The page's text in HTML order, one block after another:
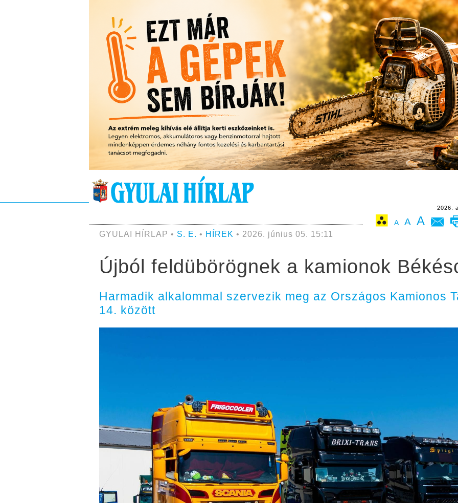
2026.
A A A
GYULAI HÍRLAP • S. E. • HÍREK • 2026. június 05. 15:11
Újból feldübörögnek a kamionok
Harmadik alkalommal szervezik meg az Országos Kamionos
14. között